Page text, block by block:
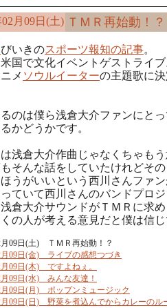
02月09日(土) ＴＭＲ再始動！？
びいきのスポーツ報知の記事。
米国で文化イベントゲストライ
メ ソウルイーターの主題歌に
のは僕ら浅倉大介ファンにと
かどうかです。
は浅倉大介作曲じゃなくちゃも
そんな話をしていたけれどそ
うがいいという西川さんファ
ていて西川さんのバンドプロ
倉大介サウンドがＴＭＲに求
の人が考える意見だと僕は信
月09日(土) ＴＭＲ再始動！？
月09日(金) ライブの感想つづき
月09日(木) ですよねぇ。
月09日(水) みんな友達！
月09日(月) ポップンミュージック
月09日(日) 野菜を煮込んでからカレーのル